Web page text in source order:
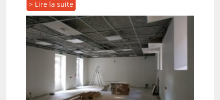
> Lire la suite